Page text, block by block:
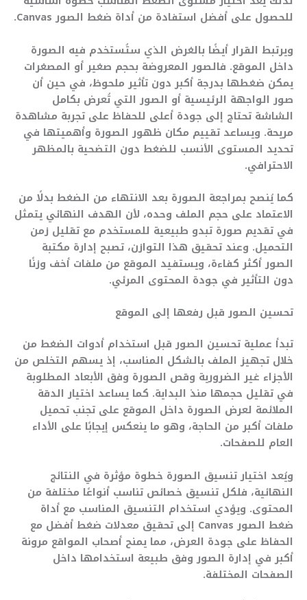
للحصول على أفضل استفادة من أداة ضغط الصور Canvas.
ويرتبط القرار أيضًا بالغرض الذي ستُستخدم فيه الصورة
داخل الموقع. فالصور المعروضة بحجم صغير أو المصغرات
يمكن ضغطها بدرجة أكبر دون تأثير ملحوظ، في حين أن
صور الواجهة الرئيسية أو الصور التي تُعرض بكامل
الشاشة تحتاج إلى جودة أعلى للحفاظ على تجربة مشاهدة
مريحة. ويساعد تقييم مكان ظهور الصورة وأهميتها في
تحديد المستوى الأنسب للضغط دون التضحية بالمظهر
الاحترافي.
كما يُنصح بمراجعة الصورة بعد الانتهاء من الضغط بدلًا من
الاعتماد على حجم الملف وحده، لأن الهدف النهائي يتمثل
في تقديم صورة تبدو طبيعية للمستخدم مع تقليل زمن
التحميل. وعند تحقيق هذا التوازن، تصبح إدارة مكتبة
الصور أكثر كفاءة، ويستفيد الموقع من ملفات أخف وزنًا
دون التأثير في جودة المحتوى المرئي.
تحسين الصور قبل رفعها إلى الموقع
تبدأ عملية تحسين الصور قبل استخدام أدوات الضغط من
خلال تجهيز الملف بالشكل المناسب، إذ يسهم التخلص من
الأجزاء غير الضرورية وقص الصورة وفق الأبعاد المطلوبة
في تقليل حجمها منذ البداية. كما يساعد اختيار الدقة
الملائمة لعرض الصورة داخل الموقع على تجنب تحميل
ملفات أكبر من الحاجة، وهو ما ينعكس إيجابًا على الأداء
العام للصفحات.
ويُعد اختيار تنسيق الصورة خطوة مؤثرة في النتائج
النهائية، فلكل تنسيق خصائص تناسب أنواعًا مختلفة من
المحتوى. ويؤدي استخدام التنسيق المناسب مع أداة
ضغط الصور Canvas إلى تحقيق معدلات ضغط أفضل مع
الحفاظ على جودة العرض، مما يمنح أصحاب المواقع مرونة
أكبر في إدارة الصور وفق طبيعة استخدامها داخل
الصفحات المختلفة.